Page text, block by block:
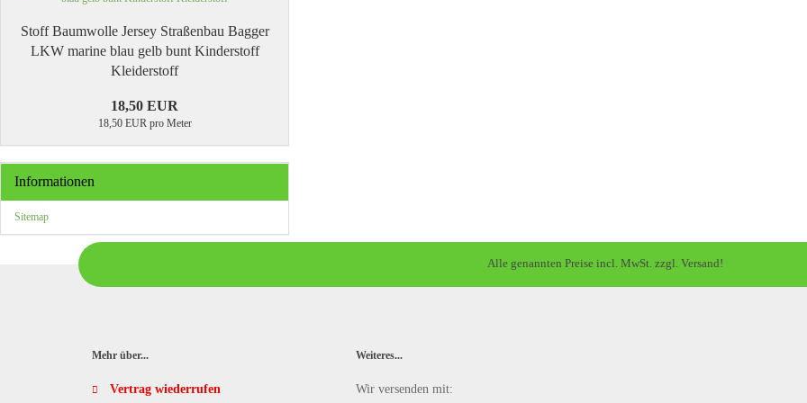
Stoff Baumwolle Jersey Straßenbau Bagger
LKW marine blau gelb bunt Kinderstoff
Kleiderstoff
18,50 EUR
18,50 EUR pro Meter
Informationen
Sitemap
Alle genannten Preise incl. MwSt. zzgl. Versand!
Mehr über...
Vertrag wiederrufen
Weiteres...
Wir versenden mit: